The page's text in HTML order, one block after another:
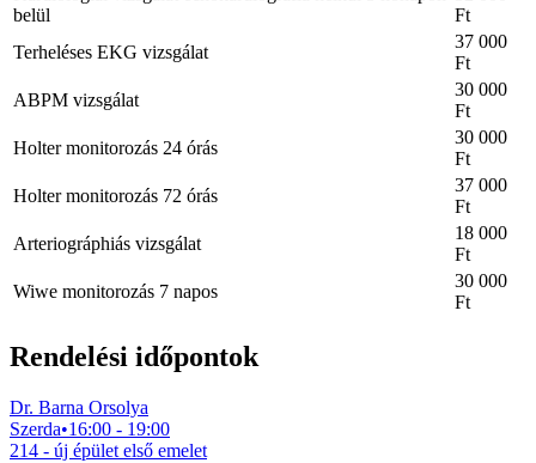
belül
Ft
Terheléses EKG vizsgálat
37 000
Ft
ABPM vizsgálat
30 000
Ft
Holter monitorozás 24 órás
30 000
Ft
Holter monitorozás 72 órás
37 000
Ft
Arteriográphiás vizsgálat
18 000
Ft
Wiwe monitorozás 7 napos
30 000
Ft
Rendelési időpontok
Dr. Barna Orsolya
Szerda•16:00 - 19:00
214 - új épület első emelet